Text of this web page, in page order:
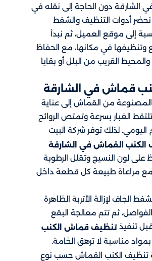
الشارقة​ دون الحاجة إلى نقله في
نحضر أدوات التنظيف والشفط
إلى موقع العميل، ثم نبدأ
في مكانها، مع الحفاظ
القريب من البلل أو بقايا
قماش في الشارقة
المصنوعة من القماش إلى عناية
الغبار بسرعة وتمتص الروائح
اليومي. لذلك توفر شركة البيت
الكنب القماش في الشارقة
على لون النسيج وتقلل الرطوبة
مع مراعاة طبيعة كل قطعة داخل
الجاف لإزالة الأتربة الظاهرة
ثم تتم معالجة البقع
تنفيذ تنظيف قماش الكنب
بمواد مناسبة لا ترهق الخامة.
تنظيف الكنب القماش حسب نوع